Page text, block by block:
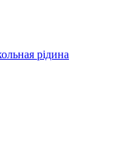
рідина